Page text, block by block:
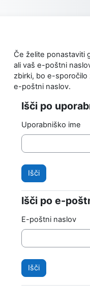
Če želite ponastaviti
ali vaš e-poštni
zbirki, bo e-sporočilo
e-poštni naslov.
Išči po
Išči po
Uporabniško ime
Išči po e-
Išči po e-
E-poštni naslov